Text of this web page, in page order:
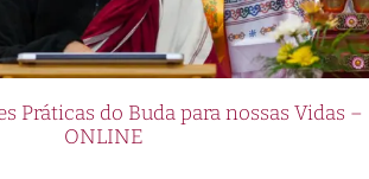
Práticas do Buda para nossas Vidas –
ONLINE